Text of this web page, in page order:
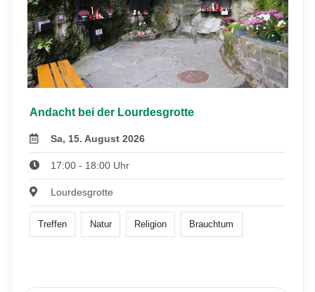
Andacht bei der Lourdesgrotte
Sa, 15. August 2026
17:00 - 18:00 Uhr
Lourdesgrotte
Treffen Natur Religion Brauchtum